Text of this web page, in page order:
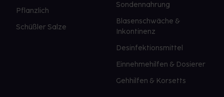
Pflanzlich
Schüßler Salze
Sondennahrung
Blasenschwäche &
Inkontinenz
Desinfektionsmittel
Einnehmehilfen & Dosierer
Gehhilfen & Korsetts